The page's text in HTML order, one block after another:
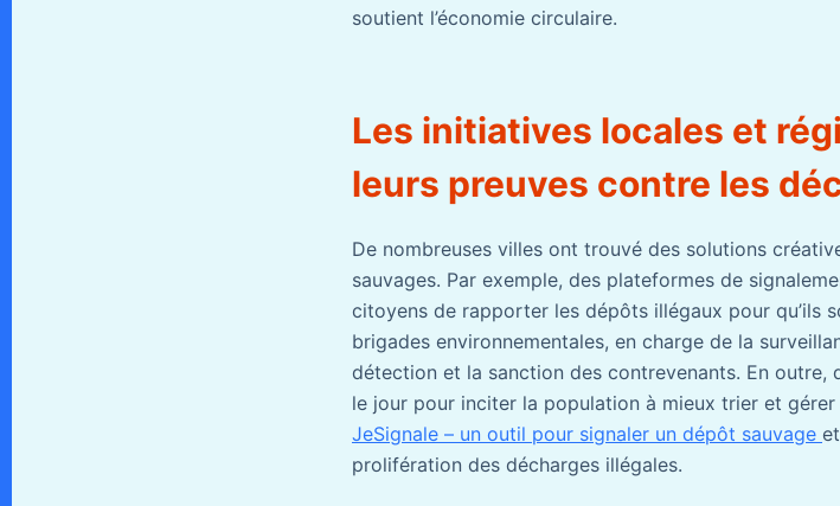
soutient l’économie circulaire.
Les initiatives locales et
leurs preuves contre les
De nombreuses villes ont trouvé des solutions
sauvages. Par exemple, des plateformes de
citoyens de rapporter les dépôts illégaux pour qu’ils
brigades environnementales, en charge de la
détection et la sanction des contrevenants. En
le jour pour inciter la population à mieux trier et gérer
JeSignale – un outil pour signaler un dépôt sauvage
prolifération des décharges illégales.